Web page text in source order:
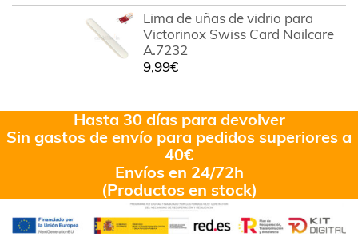
Lima de uñas de vidrio para
Victorinox Swiss Card Nailcare
A.7232
9,99€
Hasta 30 días para devolver
Sin gastos de envío para pedidos superiores a
40€
Envíos en 24/72h
(Productos en stock)